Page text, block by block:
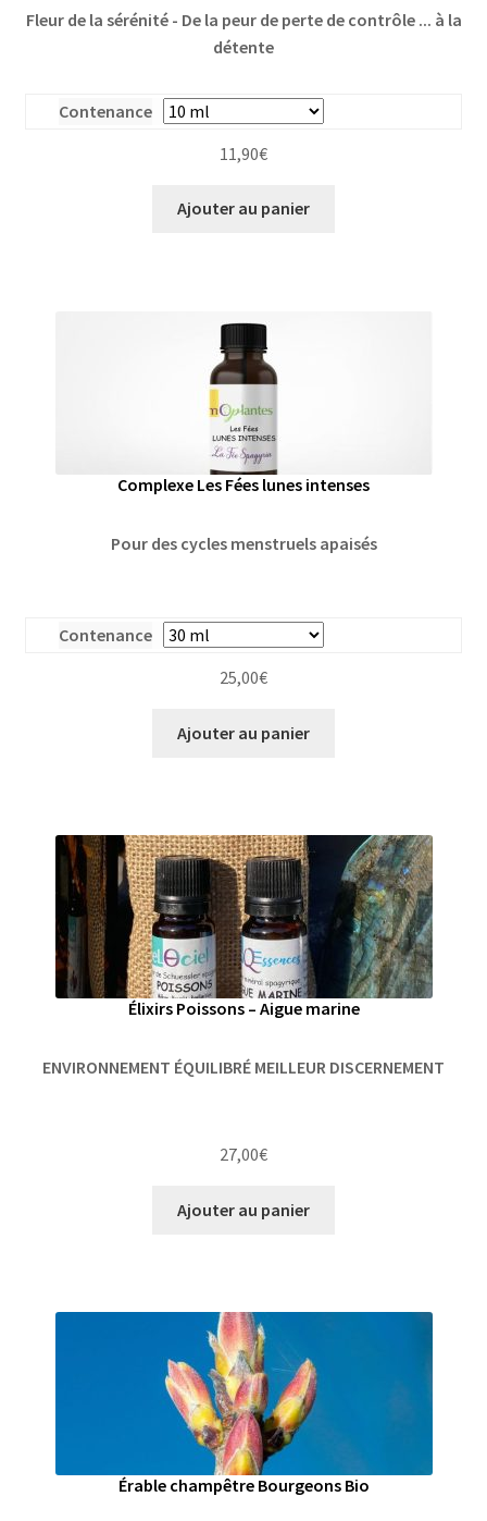
Fleur de la sérénité - De la peur de perte de contrôle ... à la
détente
Contenance
11,90€
Ajouter au panier
Complexe Les Fées lunes intenses
Pour des cycles menstruels apaisés
Contenance
25,00€
Ajouter au panier
Élixirs Poissons – Aigue marine
ENVIRONNEMENT ÉQUILIBRÉ MEILLEUR DISCERNEMENT
27,00€
Ajouter au panier
Érable champêtre Bourgeons Bio